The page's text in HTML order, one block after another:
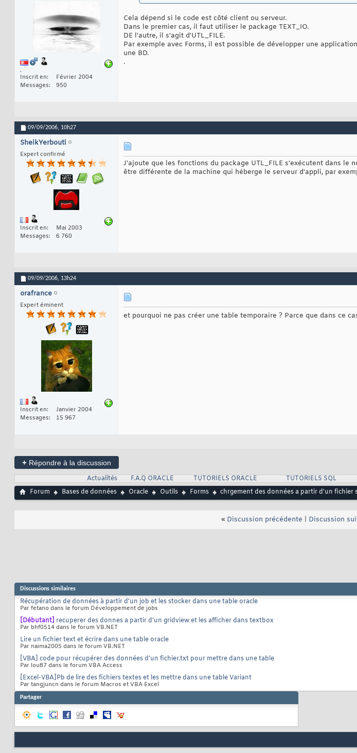
.
Inscrit en
Février 2004
Messages
950
Cela dépend si le code est côté client ou serveur.
Dans le premier cas, il faut utiliser le package TEXT_IO.
DE l'autre, il s'agit d'UTL_FILE.
Par exemple avec Forms, il est possible de développer une
une BD.
.
09/09/2006, 10h27
SheikYerbouti
Expert confirmé
Inscrit en
Mai 2003
Messages
6 760
J'ajoute que les fonctions du package UTL_FILE s'exécutent dans le
être différente de la machine qui héberge le serveur d'appli, par
09/09/2006, 13h24
orafrance
Expert éminent
Inscrit en
Janvier 2004
Messages
15 967
et pourquoi ne pas créer une table temporaire ? Parce que dans ce
+ Répondre à la discussion
Actualités
F.A.Q ORACLE TUTORIELS ORACLE TUTORIELS SQL
Forum
Bases de données Oracle Outils Forms chrgement des données a partir d'un fichier
« Discussion précédente Discussion
Discussions similaires
Récupération de données à partir d'un job et les stocker dans une table oracle
Par fetano dans le forum Développement de jobs
[Débutant] recuperer des donnes a partir d'un gridview et les afficher dans textbox
Par bhf0514 dans le forum VB.NET
Lire un fichier text et écrire dans une table oracle
Par naima2005 dans le forum VB.NET
[VBA] code pour récupérer des données d'un fichier.txt pour mettre dans une table
Par lou87 dans le forum VBA Access
[Excel-VBA]Pb de lire des fichiers textes et les mettre dans une table Variant
Par tangjuncn dans le forum Macros et VBA Excel
Partager